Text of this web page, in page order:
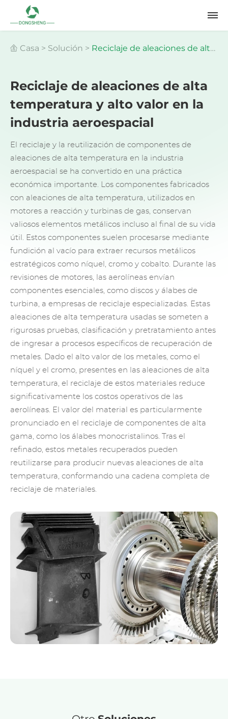
Casa > Solución > Reciclaje de aleaciones de alta
temperatura y alto valor en la industria
aeroespacial
Reciclaje de aleaciones de alta
temperatura y alto valor en la
industria aeroespacial
El reciclaje y la reutilización de componentes de
aleaciones de alta temperatura en la industria
aeroespacial se ha convertido en una práctica
económica importante. Los componentes fabricados
con aleaciones de alta temperatura, utilizados en
motores a reacción y turbinas de gas, conservan
valiosos elementos metálicos incluso al final de su vida
útil. Estos componentes suelen procesarse mediante
fundición al vacío para extraer recursos metálicos
estratégicos como níquel, cromo y cobalto. Durante las
revisiones de motores, las aerolíneas envían
componentes esenciales, como discos y álabes de
turbina, a empresas de reciclaje especializadas. Estas
aleaciones de alta temperatura usadas se someten a
rigurosas pruebas, clasificación y pretratamiento antes
de ingresar a procesos específicos de recuperación de
metales. Dado el alto valor de los metales, como el
níquel y el cromo, presentes en las aleaciones de alta
temperatura, el reciclaje de estos materiales reduce
significativamente los costos operativos de las
aerolíneas. El valor del material es particularmente
pronunciado en el reciclaje de componentes de alta
gama, como los álabes monocristalinos. Tras el
refinado, estos metales recuperados pueden
reutilizarse para producir nuevas aleaciones de alta
temperatura, conformando una cadena completa de
reciclaje de materiales.